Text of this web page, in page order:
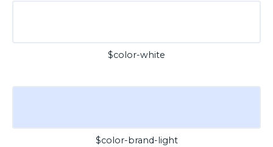
$color-white
$color-brand-light